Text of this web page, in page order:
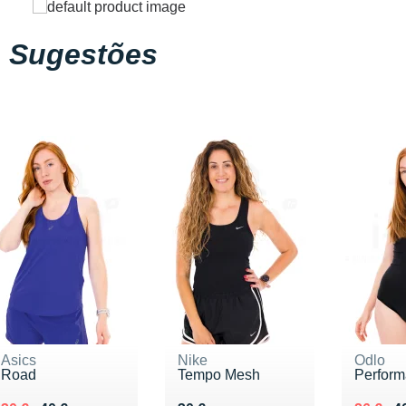
Sugestões
Asics
Road
Nike
Tempo Mesh
Odlo